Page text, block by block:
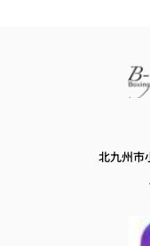
北九州市